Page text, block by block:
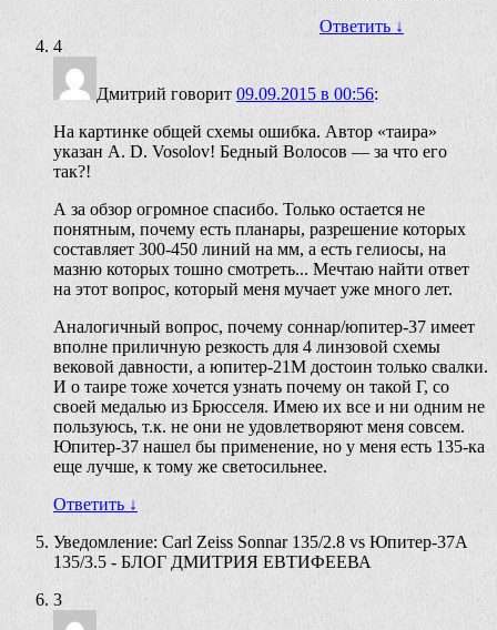
Ответить ↓
4
Дмитрий говорит 09.09.2015 в 00:56:
На картинке общей схемы ошибка. Автор «таира»
указан A. D. Vosolov! Бедный Волосов — за что его
так?!
А за обзор огромное спасибо. Только остается не
понятным, почему есть планары, разрешение которых
составляет 300-450 линий на мм, а есть гелиосы, на
мазню которых тошно смотреть... Мечтаю найти ответ
на этот вопрос, который меня мучает уже много лет.
Аналогичный вопрос, почему соннар/юпитер-37 имеет
вполне приличную резкость для 4 линзовой схемы
вековой давности, а юпитер-21М достоин только свалки.
И о таире тоже хочется узнать почему он такой Г, со
своей медалью из Брюсселя. Имею их все и ни одним не
пользуюсь, т.к. не они не удовлетворяют меня совсем.
Юпитер-37 нашел бы применение, но у меня есть 135-ка
еще лучше, к тому же светосильнее.
Ответить ↓
Уведомление: Carl Zeiss Sonnar 135/2.8 vs Юпитер-37А
135/3.5 - БЛОГ ДМИТРИЯ ЕВТИФЕЕВА
3